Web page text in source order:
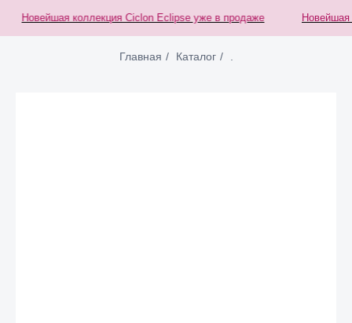
Новейшая коллекция Ciclon Eclipse уже в продаже Новейшая
Главная / Каталог /